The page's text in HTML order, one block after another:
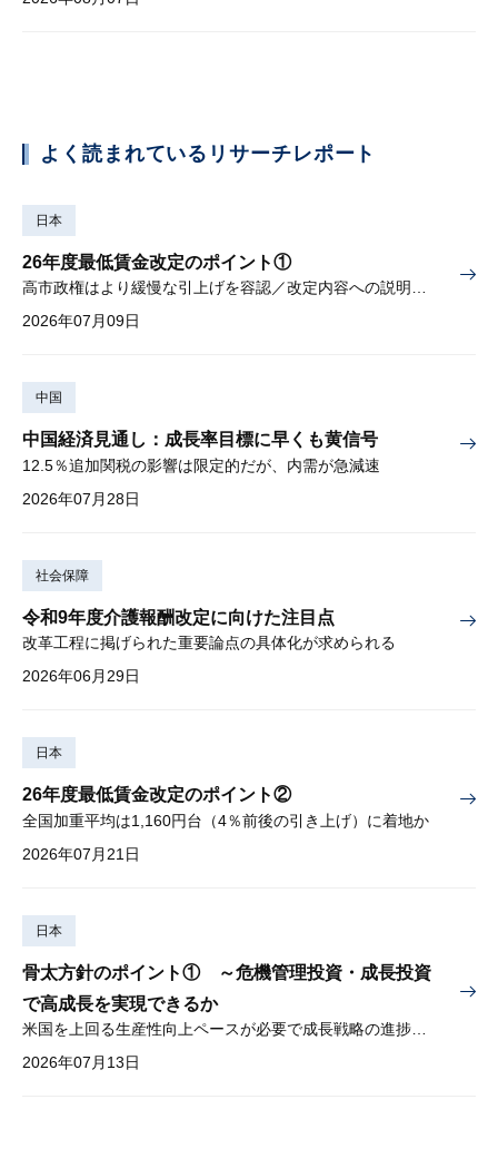
よく読まれているリサーチレポート
日本
26年度最低賃金改定のポイント①
高市政権はより緩慢な引上げを容認／改定内容への説明責任が焦点
2026年07月09日
中国
中国経済見通し：成長率目標に早くも黄信号
12.5％追加関税の影響は限定的だが、内需が急減速
2026年07月28日
社会保障
令和9年度介護報酬改定に向けた注目点
改革工程に掲げられた重要論点の具体化が求められる
2026年06月29日
日本
26年度最低賃金改定のポイント②
全国加重平均は1,160円台（4％前後の引き上げ）に着地か
2026年07月21日
日本
骨太方針のポイント① ～危機管理投資・成長投資
で高成長を実現できるか
米国を上回る生産性向上ペースが必要で成長戦略の進捗管理も課題
2026年07月13日